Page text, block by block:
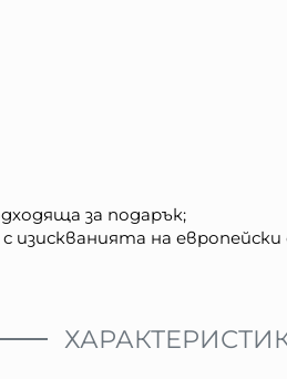
за подарък;
на европейски